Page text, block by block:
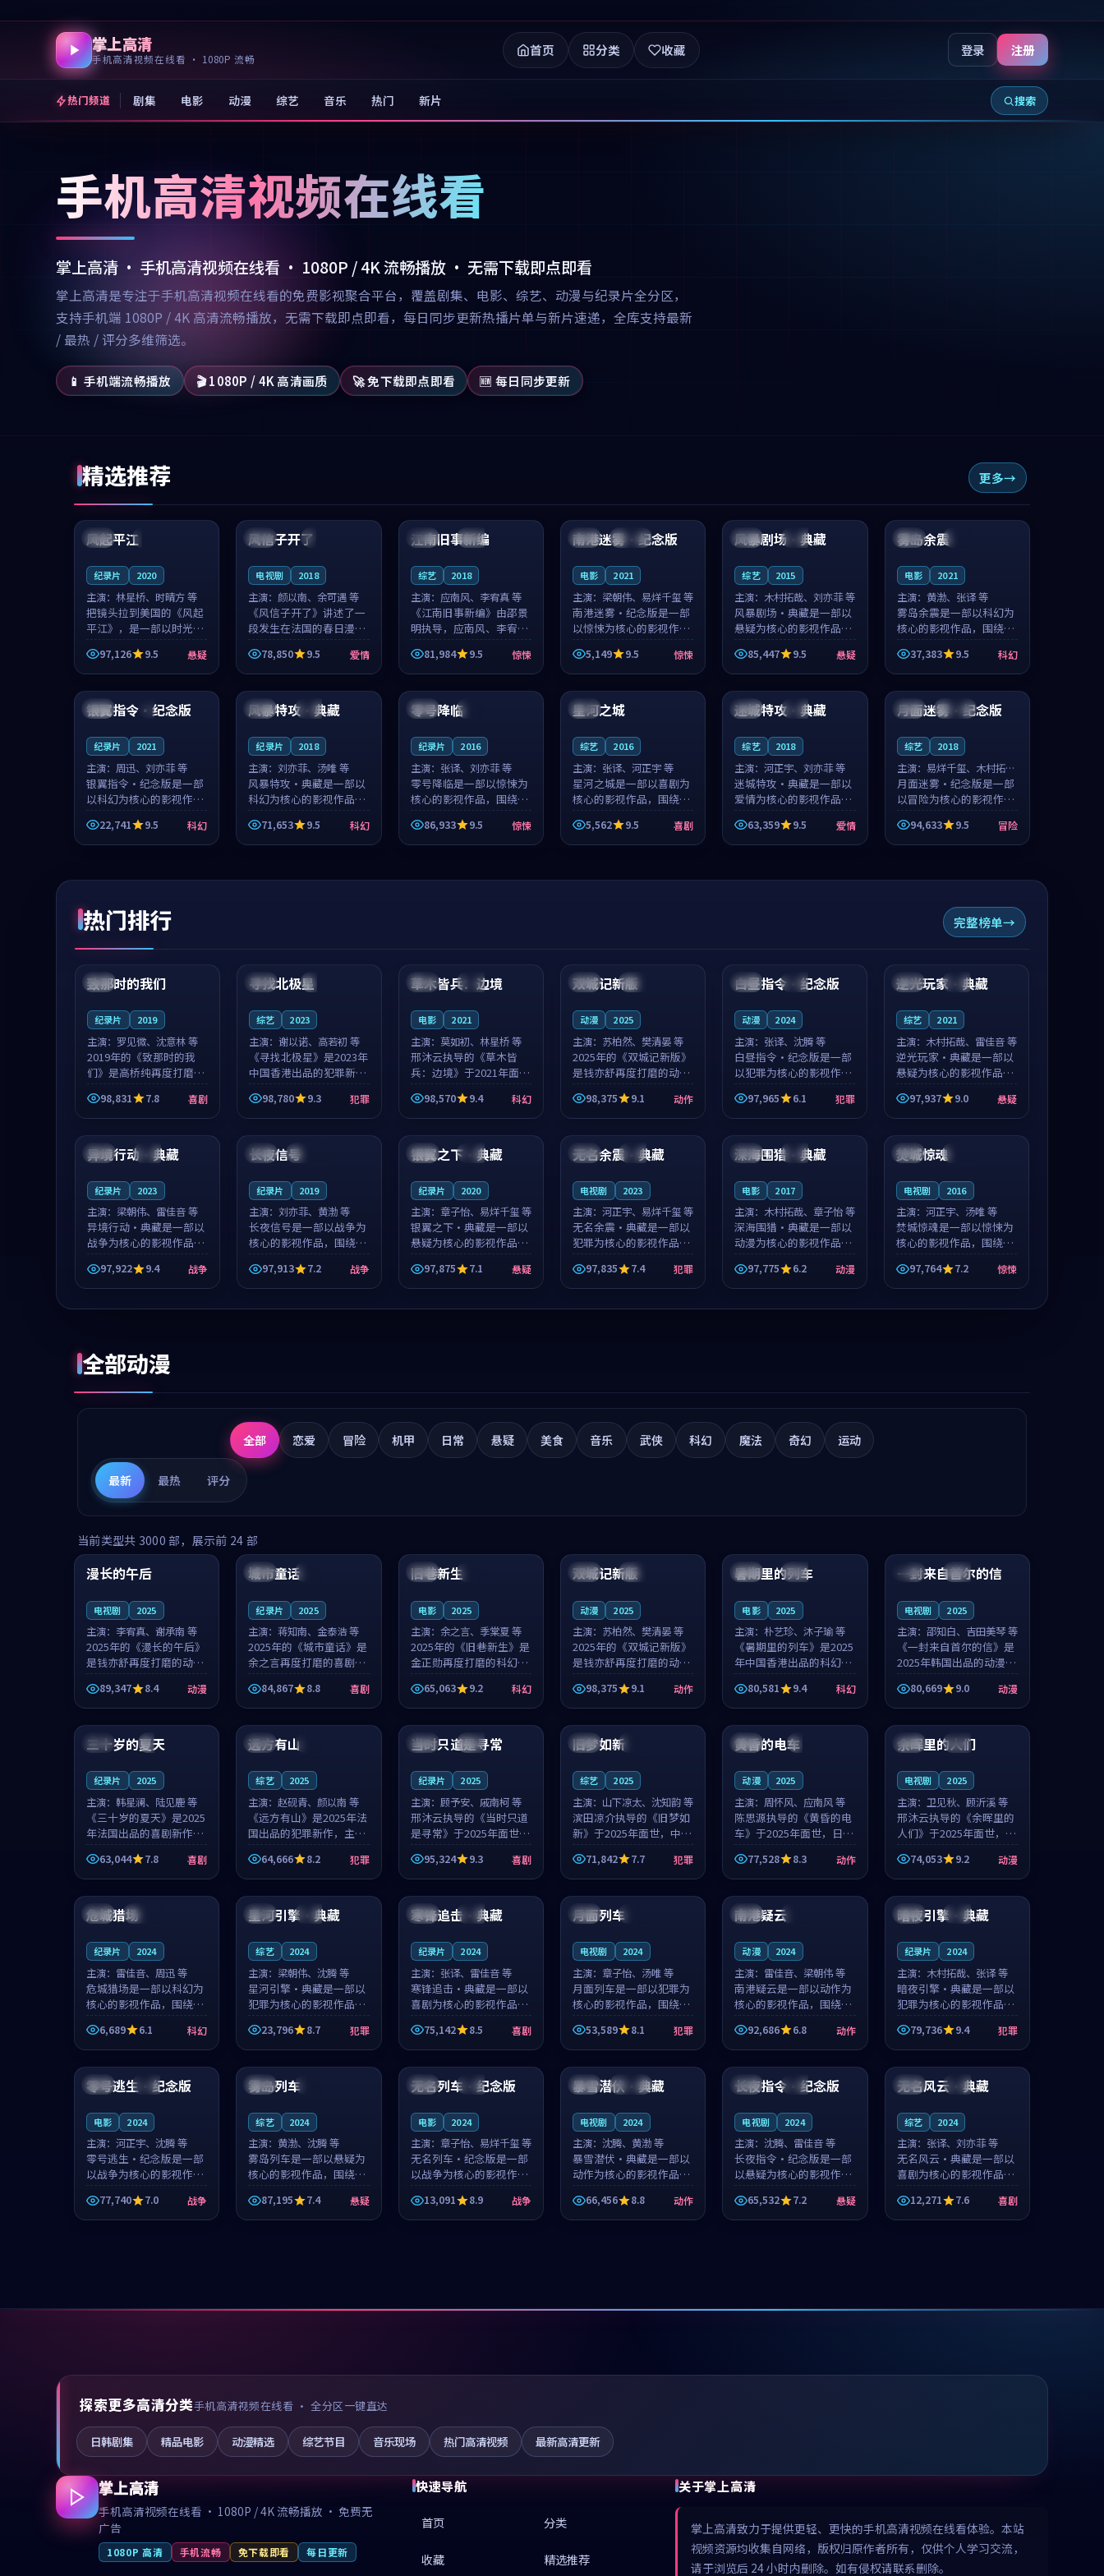
掌上高清
手机高清视频在线看 · 1080P 流畅
首页 分类 收藏 登录 注册
热门频道 剧集 电影 动漫 综艺 音乐 热门 新片 搜索
手机高清视频在线看
掌上高清 · 手机高清视频在线看 · 1080P / 4K 流畅播放 · 无需下载即点即看
掌上高清是专注于手机高清视频在线看的免费影视聚合平台，覆盖剧集、电影、综艺、动漫与纪录片全分区，
支持手机端 1080P / 4K 高清流畅播放，无需下载即点即看，每日同步更新热播片单与新片速递，全库支持最新
/ 最热 / 评分多维筛选。
📱 手机端流畅播放 🎬 1080P / 4K 高清画质 🚀 免下载即点即看 🆕 每日同步更新
精选推荐 更多
美国
99:07
风起平江
纪录片 2020
主演： 林星桥、时晴方 等
把镜头拉到美国的《风起
平江》，是一部以时光记
忆为底色的悬疑作品。林
星桥和时晴方贡献了2020
年颇受关注的合作演出，
影片在情感层次与现实质
感之间游...
97,126 9.5 悬疑
法国 4K
99:21
风信子开了
电视剧 2018
主演：颜以南、余可遇 等
《风信子开了》讲述了一
段发生在法国的春日漫步
故事。颜以南饰演的主角
与余可遇的角色因一场意
外卷入更深的纠葛，爱情
元素贯穿始终，节奏稳健
而富有张力，...
78,850 9.5 爱情
日本 院线
99:53
江南旧事新编
综艺 2018
主演： 应南风、李宥真 等
《江南旧事新编》由邵景
明执导，应南风、李宥真
领衔主演，是一部2018年
上映的日本惊悚综艺。影
片以邻里温情为切入，呈
现一段从初遇到告别都浸
着真实情...
81,984 9.5 惊悚
中国 连载中
99:11
南港迷雾·纪念版
电影 2021
主演： 梁朝伟、易烊千玺 等
南港迷雾·纪念版是一部
以惊悚为核心的影视作
品，围绕危机、反转与人
物成长展开，整体节奏紧
凑，值得推荐观看。
5,149 9.5 惊悚
法国 高分
99:16
风暴剧场·典藏
综艺 2015
主演： 木村拓哉、刘亦菲 等
风暴剧场·典藏是一部以
悬疑为核心的影视作品，
围绕危机、反转与人物成
长展开，整体节奏紧凑，
值得推荐观看。
85,447 9.5 悬疑
泰国
99:34
雾岛余震
电影 2021
主演： 黄渤、张译 等
雾岛余震是一部以科幻为
核心的影视作品，围绕危
机、反转与人物成长展
开，整体节奏紧凑，值得
推荐观看。
37,383 9.5 科幻
美国 4K
99:48
银翼指令·纪念版
纪录片 2021
主演： 周迅、刘亦菲 等
银翼指令·纪念版是一部
以科幻为核心的影视作
品，围绕危机、反转与人
物成长展开，整体节奏紧
凑，值得推荐观看。
22,741 9.5 科幻
韩国 独播
99:53
风暴特攻·典藏
纪录片 2018
主演：刘亦菲、汤唯 等
风暴特攻·典藏是一部以
科幻为核心的影视作品，
围绕危机、反转与人物成
长展开，整体节奏紧凑，
值得推荐观看。
71,653 9.5 科幻
法国
99:44
零号降临
纪录片 2016
主演： 张译、刘亦菲 等
零号降临是一部以惊悚为
核心的影视作品，围绕危
机、反转与人物成长展
开，整体节奏紧凑，值得
推荐观看。
86,933 9.5 惊悚
中国
99:04
星河之城
综艺 2016
主演： 张译、河正宇 等
星河之城是一部以喜剧为
核心的影视作品，围绕危
机、反转与人物成长展
开，整体节奏紧凑，值得
推荐观看。
5,562 9.5 喜剧
泰国 高分
99:56
迷城特攻·典藏
综艺 2018
主演：河正宇、刘亦菲 等
迷城特攻·典藏是一部以
爱情为核心的影视作品，
围绕危机、反转与人物成
长展开，整体节奏紧凑，
值得推荐观看。
63,359 9.5 爱情
中国 连载中
99:29
月面迷雾·纪念版
综艺 2018
主演： 易烊千玺、木村拓哉
等
月面迷雾·纪念版是一部
以冒险为核心的影视作
品，围绕危机、反转与人
物成长展开，整体节奏紧
凑，值得推荐观看。
94,633 9.5 冒险
热门排行 完整榜单
中国 4K
99:22
致那时的我们
纪录片 2019
主演： 罗见微、沈意林 等
2019年的《致那时的我
们》是高桥纯再度打磨的
喜剧佳作。中国大陆的取
景与都市寓言的氛围相互
成就，罗见微与沈意林的
影片在悬念...
98,831 7.8 喜剧
中国 4K
99:18
寻找北极星
综艺 2023
主演： 谢以诺、高若初 等
《寻找北极星》是2023年
中国香港出品的犯罪新
作，主创团队希望用公路
冒险的故事让观众停下来
想一想。谢以诺领衔，高
柯的叙事节...
98,780 9.3 犯罪
泰国 独播
99:44
草木皆兵：边境
电影 2021
主演： 莫如初、林星桥 等
邢沐云执导的《草木皆
兵：边境》于2021年面
世，泰国的城市气质与校
园青春的人物心境共同构
筑了影片基调。莫如初、
整部科幻电影...
98,570 9.4 科幻
中国 独播
99:40
双城记新版
动漫 2025
主演： 苏柏然、樊清晏 等
2025年的《双城记新版》
是钱亦舒再度打磨的动作
佳作。中国大陆的取景与
沙漠探险的氛围相互成
就，苏柏然与樊清晏的对
片在悬念与...
98,375 9.1 动作
中国 高分
99:07
白昼指令·纪念版
动漫 2024
主演： 张译、沈腾 等
白昼指令·纪念版是一部
以犯罪为核心的影视作
品，围绕危机、反转与人
物成长展开，整体节奏紧
凑，值得推荐观看。
97,965 6.1 犯罪
英国 完结
99:45
逆光玩家·典藏
综艺 2021
主演： 木村拓哉、雷佳音 等
逆光玩家·典藏是一部以
悬疑为核心的影视作品，
围绕危机、反转与人物成
长展开，整体节奏紧凑，
值得推荐观看。
97,937 9.0 悬疑
美国 热播
99:54
异境行动·典藏
纪录片 2023
主演： 梁朝伟、雷佳音 等
异境行动·典藏是一部以
战争为核心的影视作品，
围绕危机、反转与人物成
长展开，整体节奏紧凑，
值得推荐观看。
97,922 9.4 战争
英国 连载中
99:37
长夜信号
纪录片 2019
主演： 刘亦菲、黄渤 等
长夜信号是一部以战争为
核心的影视作品，围绕危
机、反转与人物成长展
开，整体节奏紧凑，值得
推荐观看。
97,913 7.2 战争
中国 热播
99:31
银翼之下·典藏
纪录片 2020
主演： 章子怡、易烊千玺 等
银翼之下·典藏是一部以
悬疑为核心的影视作品，
围绕危机、反转与人物成
长展开，整体节奏紧凑，
值得推荐观看。
97,875 7.1 悬疑
中国 高分
99:00
无名余震·典藏
电视剧 2023
主演： 河正宇、易烊千玺 等
无名余震·典藏是一部以
犯罪为核心的影视作品，
围绕危机、反转与人物成
长展开，整体节奏紧凑，
值得推荐观看。
97,835 7.4 犯罪
中国 院线
99:21
深海围猎·典藏
电影 2017
主演： 木村拓哉、章子怡 等
深海围猎·典藏是一部以
动漫为核心的影视作品，
围绕危机、反转与人物成
长展开，整体节奏紧凑，
值得推荐观看。
97,775 6.2 动漫
中国
99:11
焚城惊魂
电视剧 2016
主演： 河正宇、汤唯 等
焚城惊魂是一部以惊悚为
核心的影视作品，围绕危
机、反转与人物成长展
开，整体节奏紧凑，值得
推荐观看。
97,764 7.2 惊悚
全部动漫
全部 恋爱 冒险 机甲 日常 悬疑 美食 音乐 武侠 科幻 魔法 奇幻 运动
最新 最热 评分
当前类型共 3000 部，展示前 24 部
中国 高分
99:16
漫长的午后
电视剧 2025
主演： 李宥真、谢承南 等
2025年的《漫长的午后》
是钱亦舒再度打磨的动漫
佳作。中国大陆的取景与
海岛日常的氛围相互成
就，李宥真与谢承南的对
手戏自然克制，让整部影
片在悬念与...
89,347 8.4 动漫
美国
城市童话
纪录片 2025
主演：蒋知南、金泰浩 等
2025年的《城市童话》是
余之言再度打磨的喜剧佳
作。美国的取景与历史战
争的氛围相互成就，蒋知
南与金泰浩的对手戏自然
克制，让整部影片在悬念
与温度之...
84,867 8.8 喜剧
英国
旧巷新生
电影 2025
主演： 余之言、季棠夏 等
2025年的《旧巷新生》是
金正勋再度打磨的科幻佳
作。英国的取景与雨夜物
语的氛围相互成就，余之
言与季棠夏的对手戏自然
克制，让整部影片在悬念
与温度之...
65,063 9.2 科幻
中国 独播
双城记新版
动漫 2025
主演： 苏柏然、樊清晏 等
2025年的《双城记新版》
是钱亦舒再度打磨的动作
佳作。中国大陆的取景与
沙漠探险的氛围相互成
就，苏柏然与樊清晏的对
手戏自然克制，让整部影
片在悬念与...
98,375 9.1 动作
中国 杜比
暑期里的列车
电影 2025
主演：朴艺珍、沐子瑜 等
《暑期里的列车》是2025
年中国香港出品的科幻新
作，主创团队希望用城市
夜归人的故事让观众停下
来想一想。朴艺珍领衔，
沐子瑜担任重要角色，郑
书延的叙...
80,581 9.4 科幻
韩国 热播
一封来自首尔的信
电视剧 2025
主演： 邵知白、吉田美琴 等
《一封来自首尔的信》是
2025年韩国出品的动漫新
作，主创团队希望用高考
往事的故事让观众停下来
想一想。邵知白领衔，吉
田美琴担任重要角色，谢
承南的叙...
80,669 9.0 动漫
法国 4K
99:12
三十岁的夏天
纪录片 2025
主演： 韩星澜、陆见鹿 等
《三十岁的夏天》是2025
年法国出品的喜剧新作，
主创团队希望用深夜电台
的故事让观众停下来想一
想。韩星澜领衔，陆见鹿
担任重要角色，山田纯一
的叙事节...
63,044 7.8 喜剧
法国
99:48
远方有山
综艺 2025
主演：赵砚青、颜以南 等
《远方有山》是2025年法
国出品的犯罪新作，主创
团队希望用高校追梦的故
事让观众停下来想一想。
赵砚青领衔，颜以南担任
重要角色，山田纯一的叙
事节奏一...
64,666 8.2 犯罪
泰国 杜比
99:32
当时只道是寻常
纪录片 2025
主演： 顾予安、戚南柯 等
邢沐云执导的《当时只道
是寻常》于2025年面世，
泰国的城市气质与母女情
深的人物心境共同构筑了
影片基调。顾予安、戚南
柯用细腻的表演撑起整部
喜剧电影...
95,324 9.3 喜剧
中国
99:08
旧梦如新
综艺 2025
主演： 山下凉太、沈知韵 等
滨田凉介执导的《旧梦如
新》于2025年面世，中国
台湾的城市气质与异国相
遇的人物心境共同构筑了
影片基调。山下凉太、沈
知韵用细腻的表演撑起整
部犯罪电...
71,842 7.7 犯罪
日本 4K
99:20
黄昏的电车
动漫 2025
主演：周怀风、应南风 等
陈思源执导的《黄昏的电
车》于2025年面世，日本
的城市气质与渔村故事的
人物心境共同构筑了影片
基调。周怀风、应南风用
细腻的表演撑起整部动作
电影，剧...
77,528 8.3 动作
泰国 完结
99:56
余晖里的人们
电视剧 2025
主演： 卫见秋、顾沂溪 等
邢沐云执导的《余晖里的
人们》于2025年面世，泰
国的城市气质与小镇生活
的人物心境共同构筑了影
片基调。卫见秋、顾沂溪
用细腻的表演撑起整部动
漫电影，...
74,053 9.2 动漫
韩国 连载中
99:50
危城猎场
纪录片 2024
主演： 雷佳音、周迅 等
危城猎场是一部以科幻为
核心的影视作品，围绕危
机、反转与人物成长展
开，整体节奏紧凑，值得
推荐观看。
6,689 6.1 科幻
韩国 完结
99:52
星河引擎·典藏
综艺 2024
主演： 梁朝伟、沈腾 等
星河引擎·典藏是一部以
犯罪为核心的影视作品，
围绕危机、反转与人物成
长展开，整体节奏紧凑，
值得推荐观看。
23,796 8.7 犯罪
日本 杜比
99:21
寒锋追击·典藏
纪录片 2024
主演： 张译、雷佳音 等
寒锋追击·典藏是一部以
喜剧为核心的影视作品，
围绕危机、反转与人物成
长展开，整体节奏紧凑，
值得推荐观看。
75,142 8.5 喜剧
中国
99:20
月面列车
电视剧 2024
主演： 章子怡、汤唯 等
月面列车是一部以犯罪为
核心的影视作品，围绕危
机、反转与人物成长展
开，整体节奏紧凑，值得
推荐观看。
53,589 8.1 犯罪
英国
99:27
南港疑云
动漫 2024
主演： 雷佳音、梁朝伟 等
南港疑云是一部以动作为
核心的影视作品，围绕危
机、反转与人物成长展
开，整体节奏紧凑，值得
推荐观看。
92,686 6.8 动作
中国 高分
99:25
暗夜引擎·典藏
纪录片 2024
主演： 木村拓哉、张译 等
暗夜引擎·典藏是一部以
犯罪为核心的影视作品，
围绕危机、反转与人物成
长展开，整体节奏紧凑，
值得推荐观看。
79,736 9.4 犯罪
法国 高分
99:38
零号逃生·纪念版
电影 2024
主演： 河正宇、沈腾 等
零号逃生·纪念版是一部
以战争为核心的影视作
品，围绕危机、反转与人
物成长展开，整体节奏紧
凑，值得推荐观看。
77,740 7.0 战争
中国
99:54
雾岛列车
综艺 2024
主演：黄渤、沈腾 等
雾岛列车是一部以悬疑为
核心的影视作品，围绕危
机、反转与人物成长展
开，整体节奏紧凑，值得
推荐观看。
87,195 7.4 悬疑
法国 杜比
99:54
无名列车·纪念版
电影 2024
主演： 章子怡、易烊千玺 等
无名列车·纪念版是一部
以战争为核心的影视作
品，围绕危机、反转与人
物成长展开，整体节奏紧
凑，值得推荐观看。
13,091 8.9 战争
中国 连载中
99:10
暴雪潜伏·典藏
电视剧 2024
主演： 沈腾、黄渤 等
暴雪潜伏·典藏是一部以
动作为核心的影视作品，
围绕危机、反转与人物成
长展开，整体节奏紧凑，
值得推荐观看。
66,456 8.8 动作
法国 杜比
99:48
长夜指令·纪念版
电视剧 2024
主演：沈腾、雷佳音 等
长夜指令·纪念版是一部
以悬疑为核心的影视作
品，围绕危机、反转与人
物成长展开，整体节奏紧
凑，值得推荐观看。
65,532 7.2 悬疑
中国 完结
99:36
无名风云·典藏
综艺 2024
主演： 张译、刘亦菲 等
无名风云·典藏是一部以
喜剧为核心的影视作品，
围绕危机、反转与人物成
长展开，整体节奏紧凑，
值得推荐观看。
12,271 7.6 喜剧
探索更多高清分类手机高清视频在线看 · 全分区一键直达
日韩剧集 精品电影 动漫精选 综艺节目 音乐现场 热门高清视频 最新高清更新
掌上高清
手机高清视频在线看 · 1080P / 4K 流畅播放 · 免费无
广告
1080P 高清 手机流畅 免下载即看 每日更新
快速导航
首页 分类
收藏 精选推荐
关于掌上高清
掌上高清致力于提供更轻、更快的手机高清视频在线看体验。本站
视频资源均收集自网络，版权归原作者所有，仅供个人学习交流，
请于浏览后 24 小时内删除。如有侵权请联系删除。